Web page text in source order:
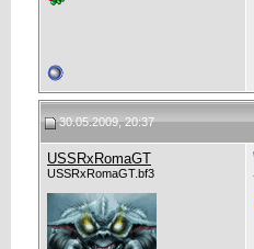
30.05.2009, 20:37
USSRxRomaGT
USSRxRomaGT.bf3